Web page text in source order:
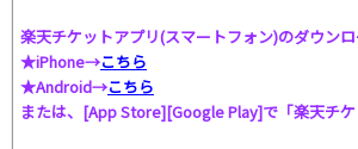
楽天チケットアプリ(スマートフォン)のダウン
★iPhone→こちら
★Android→こちら
または、[App Store][Google Play]で「楽天チケ